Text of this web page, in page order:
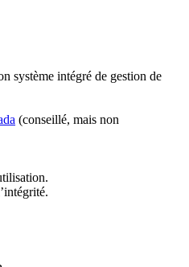
système intégré de gestion de
(conseillé, mais non